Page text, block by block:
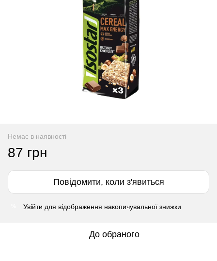
Немає в наявності
87 грн
Повідомити, коли з'явиться
Увійти для відображення накопичувальної знижки
До обраного